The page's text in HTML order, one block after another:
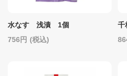
水なす 浅漬 1個
756
(税込)
千